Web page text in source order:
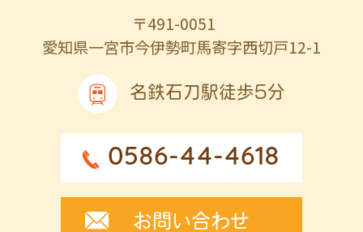
〒491-0051
愛知県一宮市今伊勢町馬寄字西切戸12-1
名鉄石刀駅徒歩5分
0586-44-4618
お問い合わせ